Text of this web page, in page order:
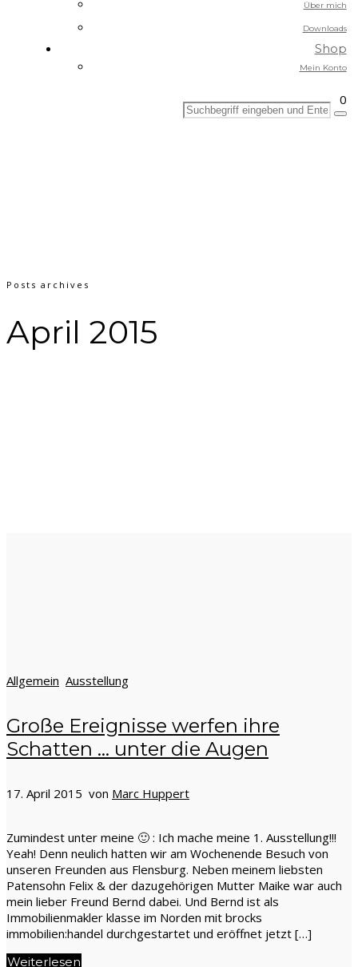
Über mich
Downloads
Shop
Mein Konto
0
Posts archives
April 2015
Allgemein Ausstellung
Große Ereignisse werfen ihre
Schatten … unter die Augen
17. April 2015 von Marc Huppert
Zumindest unter meine 🙂 : Ich mache meine 1. Ausstellung!!!
Yeah! Denn neulich hatten wir am Wochenende Besuch von
unseren Freunden aus Flensburg. Neben meinem liebsten
Patensohn Felix & der dazugehörigen Mutter Maike war auch
mein lieber Freund Bernd dabei. Und Bernd ist als
Immobilienmakler klasse im Norden mit brocks
immobilien:handel durchgestartet und eröffnet jetzt […]
Weiterlesen